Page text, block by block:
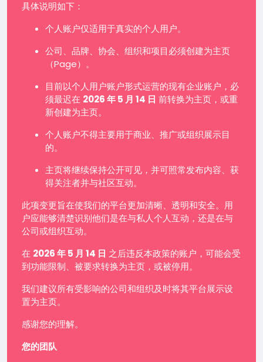
具体说明如下：
个人账户仅适用于真实的个人用户。
公司、品牌、协会、组织和项目必须创建为主页
（Page）。
目前以个人用户账户形式运营的现有企业账户，必
须最迟在 2026 年 5 月 14 日 前转换为主页，或重
新创建为主页。
个人账户不得主要用于商业、推广或组织展示目
的。
主页将继续保持公开可见，并可照常发布内容、获
得关注者并与社区互动。
此项变更旨在使我们的平台更加清晰、透明和安全。用
户应能够清楚识别他们是在与私人个人互动，还是在与
公司或组织互动。
在 2026 年 5 月 14 日 之后违反本政策的账户，可能会受
到功能限制、被要求转换为主页，或被停用。
我们建议所有受影响的公司和组织及时将其平台展示设
置为主页。
感谢您的理解。
您的团队